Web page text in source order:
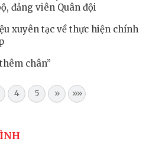
đảng viên Quân đội
xuyên tạc về thực hiện chính
chân”
4 5 » »»